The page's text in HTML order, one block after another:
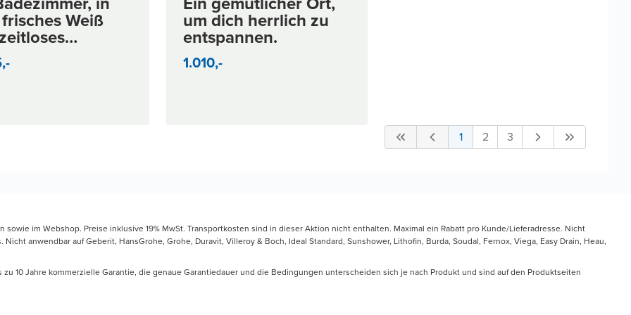
€
Weiß
einen
Kontrast
um dich herrlich zu
entspannen.
1.010,-
1 2 3
im Webshop. Preise inklusive 19% MwSt. Transportkosten sind in dieser Aktion nicht enthalten. Maximal ein Rabatt pro Kunde/Lieferadresse. Nicht
anwendbar auf Geberit, HansGrohe, Grohe, Duravit, Villeroy & Boch, Ideal Standard, Sunshower, Lithofin, Burda, Soudal, Fernox, Viega, Easy Drain, Heau,
10 Jahre kommerzielle Garantie, die genaue Garantiedauer und die Bedingungen unterscheiden sich je nach Produkt und sind auf den Produktseiten